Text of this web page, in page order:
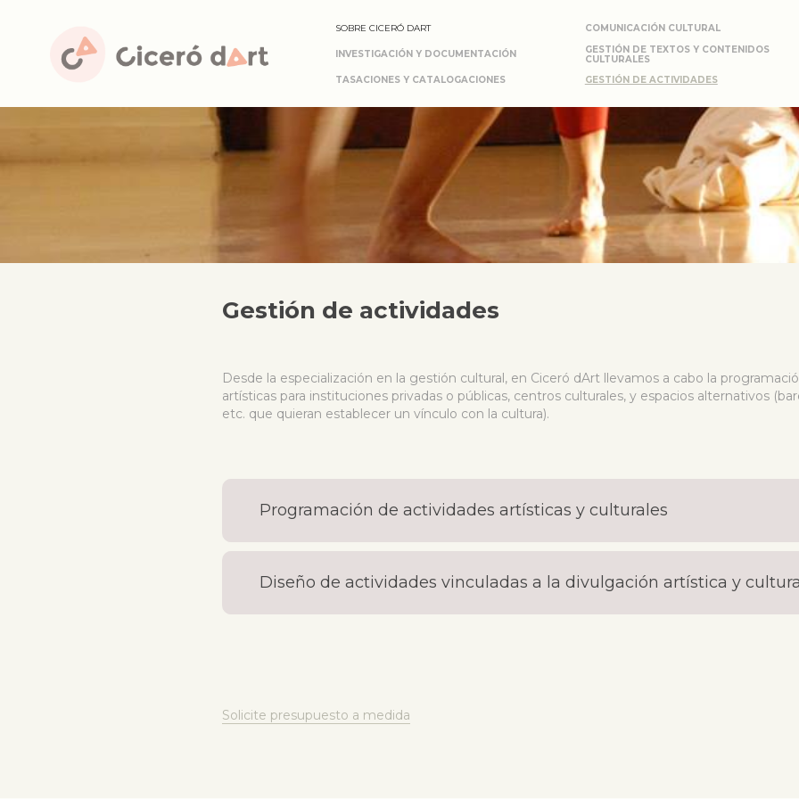
SOBRE CICERÓ DART
INVESTIGACIÓN Y DOCUMENTACIÓN
TASACIONES Y CATALOGACIONES
COMUNICACIÓN CULTURAL
GESTIÓN DE TEXTOS Y CONTENIDOS
CULTURALES
GESTIÓN DE ACTIVIDADES
Gestión de actividades
Desde la especialización en la gestión cultural, en Ciceró dArt llevamos a cabo la
artísticas para instituciones privadas o públicas, centros culturales, y espacios alternativos
etc. que quieran establecer un vínculo con la cultura).
Programación de actividades artísticas y culturales
Diseño de actividades vinculadas a la divulgación artística y
Solicite presupuesto a medida